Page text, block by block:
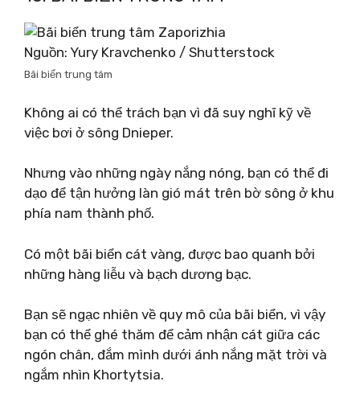
Nguồn: Yury Kravchenko / Shutterstock
Bãi biển trung tâm
Không ai có thể trách bạn vì đã suy nghĩ kỹ về
việc bơi ở sông Dnieper.
Nhưng vào những ngày nắng nóng, bạn có thể đi
dạo để tận hưởng làn gió mát trên bờ sông ở khu
phía nam thành phố.
Có một bãi biển cát vàng, được bao quanh bởi
những hàng liễu và bạch dương bạc.
Bạn sẽ ngạc nhiên về quy mô của bãi biển, vì vậy
bạn có thể ghé thăm để cảm nhận cát giữa các
ngón chân, đắm mình dưới ánh nắng mặt trời và
ngắm nhìn Khortytsia.